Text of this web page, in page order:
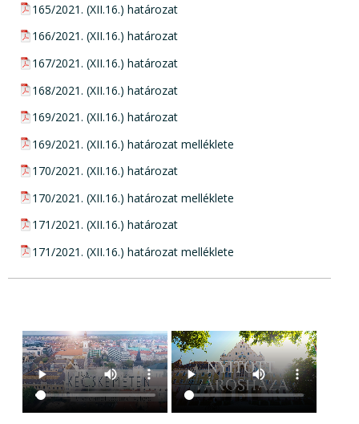
pdf csatolmány:
165/2021. (XII.16.) határozat
pdf csatolmány:
166/2021. (XII.16.) határozat
pdf csatolmány:
167/2021. (XII.16.) határozat
pdf csatolmány:
168/2021. (XII.16.) határozat
pdf csatolmány:
169/2021. (XII.16.) határozat
pdf csatolmány:
169/2021. (XII.16.) határozat melléklete
pdf csatolmány:
170/2021. (XII.16.) határozat
pdf csatolmány:
170/2021. (XII.16.) határozat melléklete
pdf csatolmány:
171/2021. (XII.16.) határozat
pdf csatolmány:
171/2021. (XII.16.) határozat melléklete